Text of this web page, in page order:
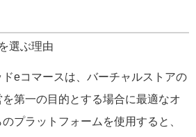
選ぶ理由
eコマースは、バーチャルストアの
第一の目的とする場合に最適なオ
プラットフォームを使用すると、